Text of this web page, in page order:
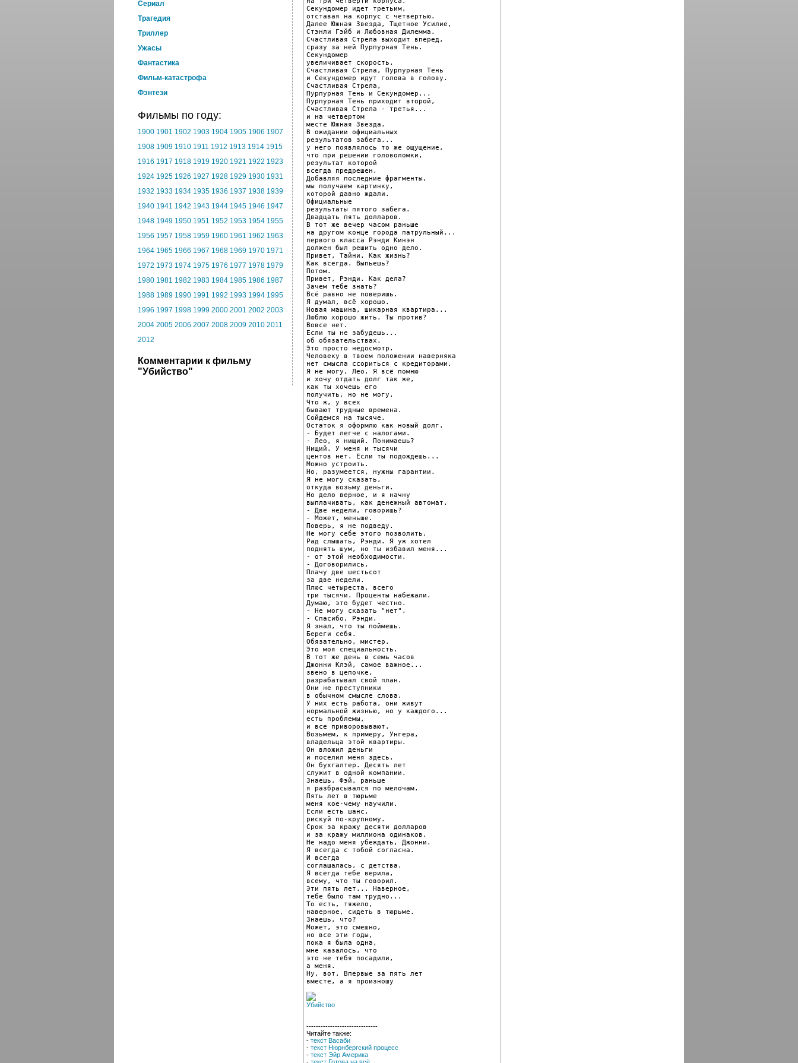
Cериал
Трагедия
Триллер
Ужасы
Фантастика
Фильм-катастрофа
Фэнтези
Фильмы по году:
1900 1901 1902 1903 1904 1905 1906 1907
1908 1909 1910 1911 1912 1913 1914 1915
1916 1917 1918 1919 1920 1921 1922 1923
1924 1925 1926 1927 1928 1929 1930 1931
1932 1933 1934 1935 1936 1937 1938 1939
1940 1941 1942 1943 1944 1945 1946 1947
1948 1949 1950 1951 1952 1953 1954 1955
1956 1957 1958 1959 1960 1961 1962 1963
1964 1965 1966 1967 1968 1969 1970 1971
1972 1973 1974 1975 1976 1977 1978 1979
1980 1981 1982 1983 1984 1985 1986 1987
1988 1989 1990 1991 1992 1993 1994 1995
1996 1997 1998 1999 2000 2001 2002 2003
2004 2005 2006 2007 2008 2009 2010 2011
2012
Комментарии к фильму
"Убийство"
Секундомер идет третьим,
отставая на корпус с четвертью.
Далее Южная Звезда, Тщетное Усилие,
Стэнли Гэйб и Любовная Дилемма.
Счастливая Стрела выходит вперед,
сразу за ней Пурпурная Тень.
Секундомер
увеличивает скорость.
Счастливая Стрела, Пурпурная Тень
и Секундомер идут голова в голову.
Счастливая Стрела,
Пурпурная Тень и Секундомер...
Пурпурная Тень приходит второй,
Счастливая Стрела - третья...
и на четвертом
месте Южная Звезда.
В ожидании официальных
результатов забега...
у него появлялось то же ощущение,
что при решении головоломки,
результат которой
всегда предрешен.
Добавляя последние фрагменты,
мы получаем картинку,
которой давно ждали.
Официальные
результаты пятого забега.
Двадцать пять долларов.
В тот же вечер часом раньше
на другом конце города патрульный...
первого класса Рэнди Кинэн
должен был решить одно дело.
Привет, Тайни. Как жизнь?
Как всегда. Выпьешь?
Потом.
Привет, Рэнди. Как дела?
Зачем тебе знать?
Всё равно не поверишь.
Я думал, всё хорошо.
Новая машина, шикарная квартира...
Люблю хорошо жить. Ты против?
Вовсе нет.
Если ты не забудешь...
об обязательствах.
Это просто недосмотр.
Человеку в твоем положении наверняка
нет смысла ссориться с кредиторами.
Я не могу, Лео. Я всё помню
и хочу отдать долг так же,
как ты хочешь его
получить, но не могу.
Что ж, у всех
бывают трудные времена.
Сойдемся на тысяче.
Остаток я оформлю как новый долг.
- Будет легче с налогами.
- Лео, я нищий. Понимаешь?
Нищий. У меня и тысячи
центов нет. Если ты подождешь...
Можно устроить.
Но, разумеется, нужны гарантии.
Я не могу сказать,
откуда возьму деньги.
Но дело верное, и я начну
выплачивать, как денежный автомат.
- Две недели, говоришь?
- Может, меньше.
Поверь, я не подведу.
Не могу себе этого позволить.
Рад слышать, Рэнди. Я уж хотел
поднять шум, но ты избавил меня...
- от этой необходимости.
- Договорились.
Плачу две шестьсот
за две недели.
Плюс четыреста, всего
три тысячи. Проценты набежали.
Думаю, это будет честно.
- Не могу сказать "нет".
- Спасибо, Рэнди.
Я знал, что ты поймешь.
Береги себя.
Обязательно, мистер.
Это моя специальность.
В тот же день в семь часов
Джонни Клэй, самое важное...
звено в цепочке,
разрабатывал свой план.
Они не преступники
в обычном смысле слова.
У них есть работа, они живут
нормальной жизнью, но у каждого...
есть проблемы,
и все приворовывают.
Возьмем, к примеру, Унгера,
владельца этой квартиры.
Он вложил деньги
и поселил меня здесь.
Он бухгалтер. Десять лет
служит в одной компании.
Знаешь, Фэй, раньше
я разбрасывался по мелочам.
Пять лет в тюрьме
меня кое-чему научили.
Если есть шанс,
рискуй по-крупному.
Срок за кражу десяти долларов
и за кражу миллиона одинаков.
Не надо меня убеждать, Джонни.
Я всегда с тобой согласна.
И всегда
соглашалась, с детства.
Я всегда тебе верила,
всему, что ты говорил.
Эти пять лет... Наверное,
тебе было там трудно...
То есть, тяжело,
наверное, сидеть в тюрьме.
Знаешь, что?
Может, это смешно,
но все эти годы,
пока я была одна,
мне казалось, что
это не тебя посадили,
а меня.
Ну, вот. Впервые за пять лет
вместе, а я произношу
------------------------------
Читайте также:
- текст Васаби
- текст Нюрнбергский процесс
- текст Эйр Америка
- текст Готова на всё